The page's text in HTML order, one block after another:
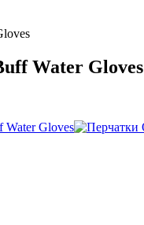
Water Gloves